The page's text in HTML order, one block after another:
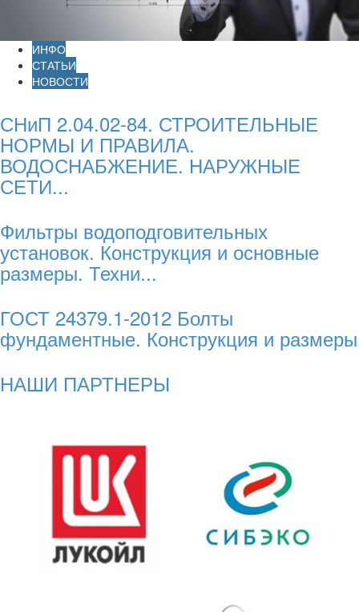
ИНФО
СТАТЬИ
НОВОСТИ
СНиП 2.04.02-84. СТРОИТЕЛЬНЫЕ
НОРМЫ И ПРАВИЛА.
ВОДОСНАБЖЕНИЕ. НАРУЖНЫЕ
СЕТИ...
Фильтры водоподговительных
установок. Конструкция и основные
размеры. Техни...
ГОСТ 24379.1-2012 Болты
фундаментные. Конструкция и размеры
НАШИ ПАРТНЕРЫ